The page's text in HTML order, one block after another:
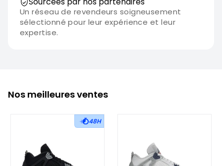
Un réseau de revendeurs soigneusement
sélectionné pour leur expérience et leur
expertise.
Nos meilleures ventes
48H